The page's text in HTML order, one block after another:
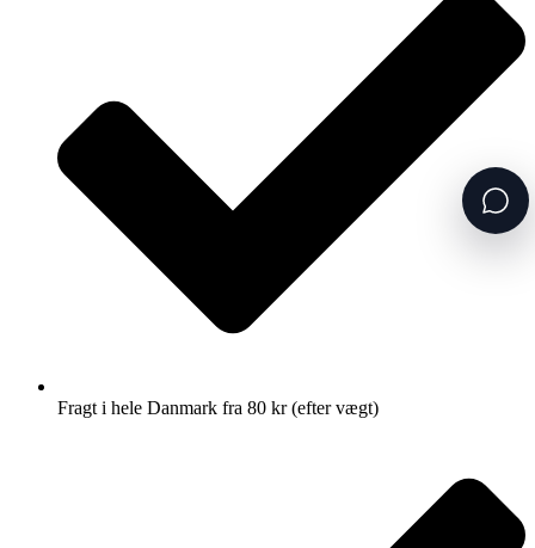
Fragt i hele Danmark fra 80 kr (efter vægt)